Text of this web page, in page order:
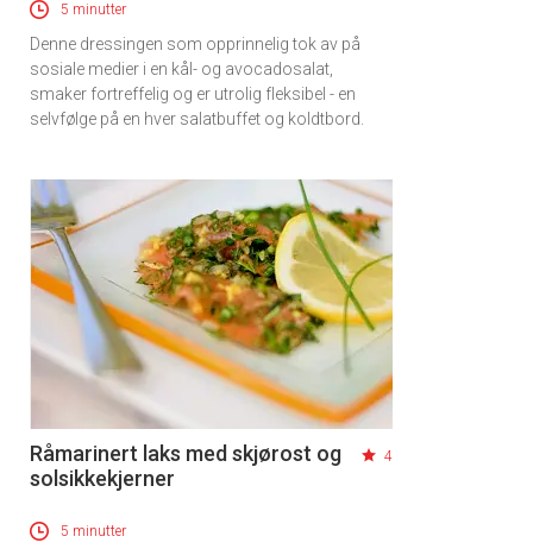
5 minutter
Denne dressingen som opprinnelig tok av på
sosiale medier i en kål- og avocadosalat,
smaker fortreffelig og er utrolig fleksibel - en
selvfølge på en hver salatbuffet og koldtbord.
Råmarinert laks med skjørost og
solsikkekjerner
4
5 minutter